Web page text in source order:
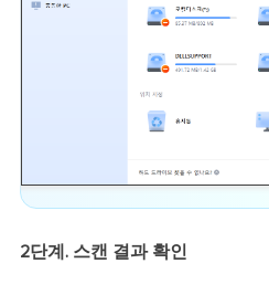
2단계. 스캔 결과 확인